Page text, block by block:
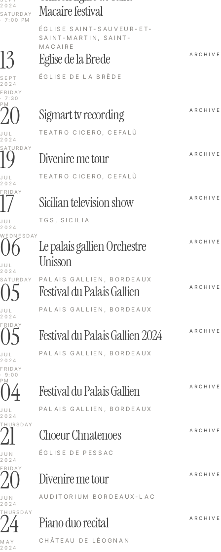
2024
SATURDAY
· 7:00 PM
Macaire festival
ÉGLISE SAINT-SAUVEUR-ET-
SAINT-MARTIN, SAINT-
MACAIRE
13
SEPT
2024
FRIDAY
· 7:30
PM
Eglise de la Brede
ÉGLISE DE LA BRÈDE
ARCHIVE
20
JUL
2024
SATURDAY
Sigmart tv recording
TEATRO CICERO, CEFALÙ
ARCHIVE
19
JUL
2024
FRIDAY
Divenire me tour
TEATRO CICERO, CEFALÙ
ARCHIVE
17
JUL
2024
WEDNESDAY
Sicilian television show
TGS, SICILIA
ARCHIVE
06
JUL
2024
SATURDAY
Le palais gallien Orchestre
Unisson
PALAIS GALLIEN, BORDEAUX
ARCHIVE
05
JUL
2024
FRIDAY
Festival du Palais Gallien
PALAIS GALLIEN, BORDEAUX
ARCHIVE
05
JUL
2024
FRIDAY
· 9:00
PM
Festival du Palais Gallien 2024
PALAIS GALLIEN, BORDEAUX
ARCHIVE
04
JUL
2024
THURSDAY
Festival du Palais Gallien
PALAIS GALLIEN, BORDEAUX
ARCHIVE
21
JUN
2024
FRIDAY
Choeur Chnatenoes
ÉGLISE DE PESSAC
ARCHIVE
20
JUN
2024
THURSDAY
Divenire me tour
AUDITORIUM BORDEAUX-LAC
ARCHIVE
24
MAY
2024
Piano duo recital
CHÂTEAU DE LÉOGNAN
ARCHIVE